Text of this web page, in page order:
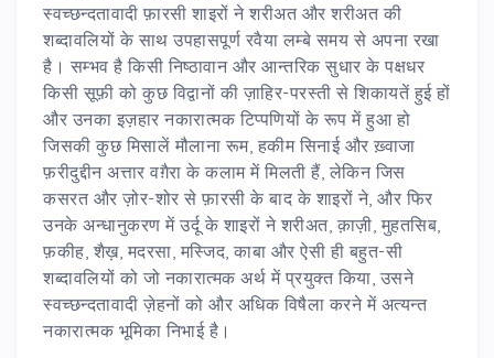
स्वच्छन्दतावादी फ़ारसी शाइरों ने शरीअत और शरीअत की
शब्दावलियों के साथ उपहासपूर्ण रवैया लम्बे समय से अपना रखा
है। सम्भव है किसी निष्ठावान और आन्तरिक सुधार के पक्षधर
किसी सूफ़ी को कुछ विद्वानों की ज़ाहिर-परस्ती से शिकायतें हुई हों
और उनका इज़हार नकारात्मक टिप्पणियों के रूप में हुआ हो
जिसकी कुछ मिसालें मौलाना रूम, हकीम सिनाई और ख़्वाजा
फ़रीदुद्दीन अत्तार वग़ैरा के कलाम में मिलती हैं, लेकिन जिस
कसरत और ज़ोर-शोर से फ़ारसी के बाद के शाइरों ने, और फिर
उनके अन्धानुकरण में उर्दू के शाइरों ने शरीअत, क़ाज़ी, मुहतसिब,
फ़कीह, शैख़, मदरसा, मस्जिद, काबा और ऐसी ही बहुत-सी
शब्दावलियों को जो नकारात्मक अर्थ में प्रयुक्त किया, उसने
स्वच्छन्दतावादी ज़ेहनों को और अधिक विषैला करने में अत्यन्त
नकारात्मक भूमिका निभाई है।